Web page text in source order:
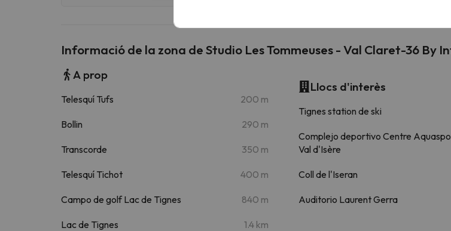
Informació de la zona de Studio Les Tommeuses - Val Claret-36 By
A prop
Telesquí Tufs 200 m
Bollin 290 m
Transcorde 350 m
Telesquí Tichot 400 m
Campo de golf Lac de Tignes 840 m
Lac de Tignes 1.4 km
Llocs d'interès
Tignes station de ski
Complejo deportivo Centre
Val d'Isère
Coll de l'Iseran
Auditorio Laurent Gerra